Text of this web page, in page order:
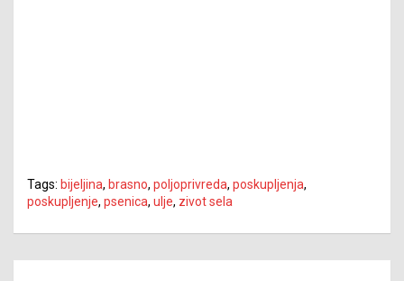
Tags: bijeljina, brasno, poljoprivreda, poskupljenja,
poskupljenje, psenica, ulje, zivot sela